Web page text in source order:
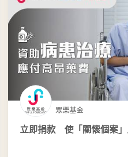
眾樂基金
立即捐款 使「關懷個案